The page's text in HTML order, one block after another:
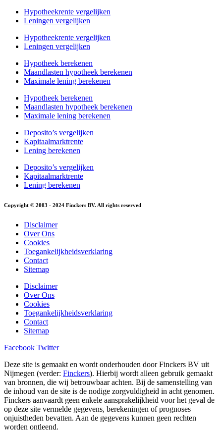
Hypotheekrente vergelijken
Leningen vergelijken
Hypotheekrente vergelijken
Leningen vergelijken
Hypotheek berekenen
Maandlasten hypotheek berekenen
Maximale lening berekenen
Hypotheek berekenen
Maandlasten hypotheek berekenen
Maximale lening berekenen
Deposito’s vergelijken
Kapitaalmarktrente
Lening berekenen
Deposito’s vergelijken
Kapitaalmarktrente
Lening berekenen
Copyright © 2003 - 2024 Finckers BV. All rights reserved
Disclaimer
Over Ons
Cookies
Toegankelijkheidsverklaring
Contact
Sitemap
Disclaimer
Over Ons
Cookies
Toegankelijkheidsverklaring
Contact
Sitemap
Facebook Twitter
Deze site is gemaakt en wordt onderhouden door Finckers BV uit
Nijmegen (verder: Finckers). Hierbij wordt alleen gebruik gemaakt
van bronnen, die wij betrouwbaar achten. Bij de samenstelling van
de inhoud van de site is de nodige zorgvuldigheid in acht genomen.
Finckers aanvaardt geen enkele aansprakelijkheid voor het geval de
op deze site vermelde gegevens, berekeningen of prognoses
onjuistheden bevatten. Aan de gegevens kunnen geen rechten
worden ontleend.